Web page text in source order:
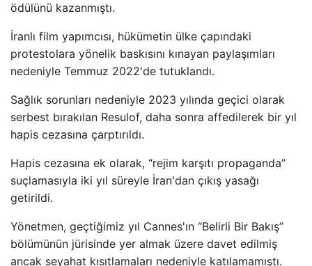
ödülünü kazanmıştı.
İranlı film yapımcısı, hükümetin ülke çapındaki
protestolara yönelik baskısını kınayan paylaşımları
nedeniyle Temmuz 2022'de tutuklandı.
Sağlık sorunları nedeniyle 2023 yılında geçici olarak
serbest bırakılan Resulof, daha sonra affedilerek bir yıl
hapis cezasına çarptırıldı.
Hapis cezasına ek olarak, “rejim karşıtı propaganda”
suçlamasıyla iki yıl süreyle İran'dan çıkış yasağı
getirildi.
Yönetmen, geçtiğimiz yıl Cannes'ın “Belirli Bir Bakış”
bölümünün jürisinde yer almak üzere davet edilmiş
ancak seyahat kısıtlamaları nedeniyle katılamamıştı.